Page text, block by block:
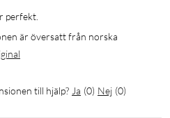
prenumeration bjuder vi på
en kamera. Utforska
en prenumeration när din
bindningstider, säg upp
perfekt.
är översatt från norska
till hjälp? Ja (0) Nej (0)